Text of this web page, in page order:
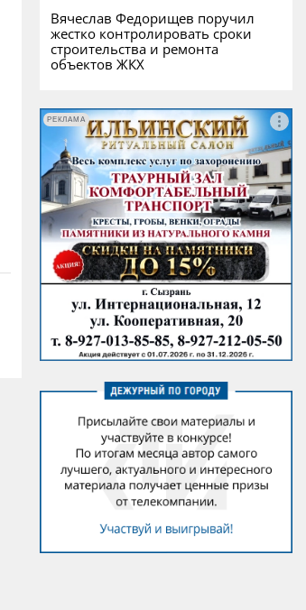
Вячеслав Федорищев поручил
жестко контролировать сроки
строительства и ремонта
объектов ЖКХ
РЕКЛАМА